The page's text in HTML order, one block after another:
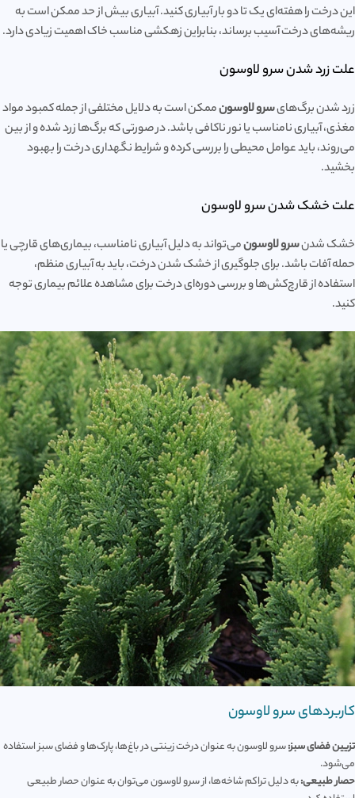
این درخت را هفته‌ای یک تا دو بار آبیاری کنید. آبیاری بیش از حد ممکن است به
ریشه‌های درخت آسیب برساند، بنابراین زهکشی مناسب خاک اهمیت زیادی دارد.
علت زرد شدن سرو لاوسون
زرد شدن برگ‌هایسرو لاوسونممکن است به دلایل مختلفی از جمله کمبود مواد
مغذی، آبیاری نامناسب یا نور ناکافی باشد. در صورتی که برگ‌ها زرد شده و از بین
می‌روند، باید عوامل محیطی را بررسی کرده و شرایط نگهداری درخت را بهبود
بخشید.
علت خشک شدن سرو لاوسون
خشک شدنسرو لاوسونمی‌تواند به دلیل آبیاری نامناسب، بیماری‌های قارچی یا
حمله آفات باشد. برای جلوگیری از خشک شدن درخت، باید به آبیاری منظم،
استفاده از قارچ‌کش‌ها و بررسی دوره‌ای درخت برای مشاهده علائم بیماری توجه
کنید.
کاربردهای سرو لاوسون
تزیین فضای سبز:سرو لاوسون به عنوان درخت زینتی در باغ‌ها، پارک‌ها و فضای سبز استفاده
می‌شود.
حصار طبیعی:به دلیل تراکم شاخه‌ها، از سرو لاوسون می‌توان به عنوان حصار طبیعی